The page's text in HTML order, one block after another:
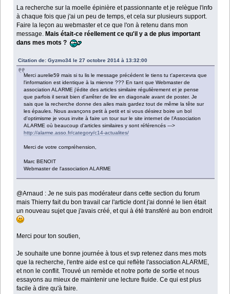
La recherche sur la moelle épinière et passionnante et je relègue l'info
à chaque fois que j'ai un peu de temps, et cela sur plusieurs support.
Faire la leçon au webmaster et ce que l'on à retenu dans mon
message.Mais était-ce réellement ce qu'il y a de plus important
dans mes mots ?
Citation de: Gyzmo34 le 27 octobre 2014 à 13:32:00
Merci aurelie59 mais si tu lis le message précédent le tiens tu t'apercevra que
l'information est identique à la mienne ??? En tant que Webmaster de
association ALARME j'édite des articles similaire régulièrement et je pense
que parfois il serait bien d'arrêter de lire en diagonale avant de poster. Je
sais que la recherche donne des ailes mais gardez tout de même la tête sur
les épaules. Nous avançons petit à petit et si vous désirez boire un bol
d'optimisme je vous invite à faire un tour sur le site internet de l'Association
ALARME où beaucoup d'articles similaires y sont référencés --->
http://alarme.asso.fr/category/c14-actualites/
Merci de votre compréhension,
Marc BENOIT
Webmaster de l'association ALARME
@Arnaud : Je ne suis pas modérateur dans cette section du forum
mais Thierry fait du bon travail car l'article dont j'ai donné le lien était
un nouveau sujet que j'avais créé, et qui à été transféré au bon endroit
Merci pour ton soutien,
Je souhaite une bonne journée à tous et svp retenez dans mes mots
que la recherche, l'entre aide est ce qui reflète l'association ALARME,
et non le conflit. Trouvé un remède et notre porte de sortie et nous
essayons au mieux de maintenir une lecture fluide. Ce qui est plus
facile à dire qu'à faire.